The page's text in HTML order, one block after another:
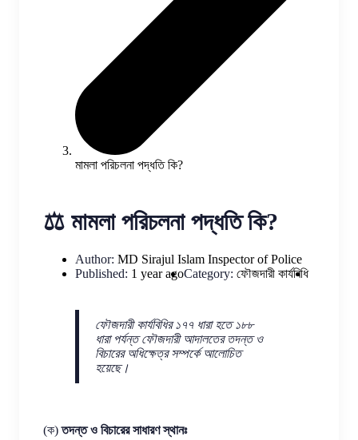
মামলা পরিচলনা পদ্ধতি কি?
⚖️ মামলা পরিচলনা পদ্ধতি কি?
Author: MD Sirajul Islam Inspector of Police
Published: 1 year agoCategory: ফৌজদারী কার্যবিধি
ফৌজদারী কার্যবিধির ১৭৭ ধারা হতে ১৮৮
ধারা পর্যন্ত ফৌজদারী আদালতের তদন্ত ও
বিচারের অধিক্ষেত্র সম্পর্কে আলোচিত
হয়েছে।
(ক)তদন্ত ও বিচারের সাধারণ স্থানঃ